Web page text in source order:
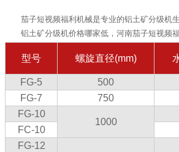
茄子短视频福利机械是专业的铝土矿分级机
铝土矿分级机价格哪家低，河南茄子短视频
型号 螺旋直径(mm)
FG-5
500
FG-7
750
FG-10
1000
FC-10
FG-12